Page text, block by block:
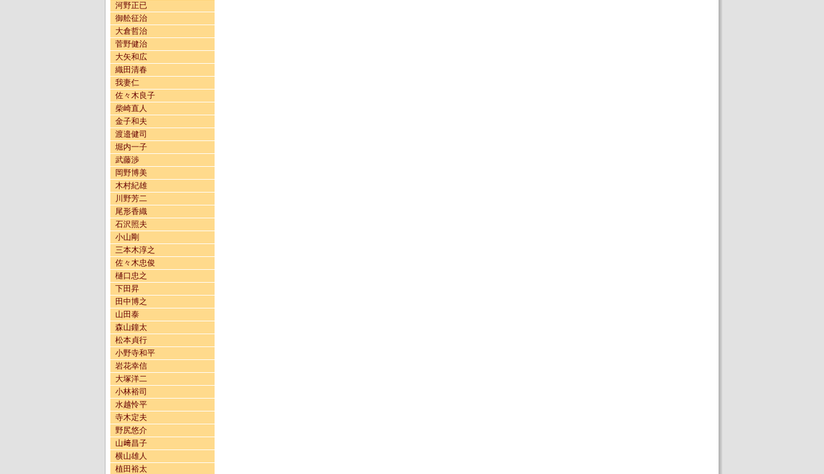
河野正已
御舩征治
大倉哲治
菅野健治
大矢和広
織田清春
我妻仁
佐々木良子
柴崎直人
金子和夫
渡邉健司
堀内一子
武藤渉
岡野博美
木村紀雄
川野芳二
尾形香織
石沢照夫
小山剛
三本木淳之
佐々木忠俊
樋口忠之
下田昇
田中博之
山田泰
森山鐘太
松本貞行
小野寺和平
岩花幸信
大塚洋二
小林裕司
水越怜平
寺木定夫
野尻悠介
山﨑昌子
横山雄人
植田裕太